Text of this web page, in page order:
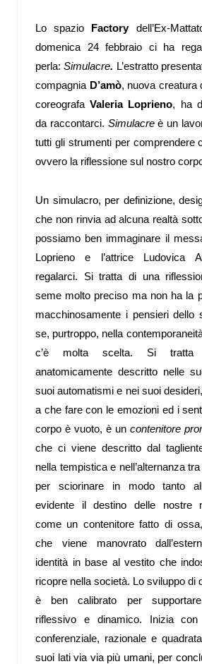
Lo spazio Factorydell’Ex-
domenica 24 febbraio ci ha
perla:Simulacre. L’estratto
compagnia D’amò, nuova creatura
coreografaValeria Loprieno, ha
da raccontarci. Simulacreè un
tutti gli strumenti per comprendere
ovvero la riflessione sul nostro
Un simulacro, per definizione,
che non rinvia ad alcuna realtà
possiamo ben immaginare il
Loprieno e l’attrice Ludovica
regalarci. Si tratta di una
seme molto preciso ma non ha la
macchinosamente i pensieri dello
se, purtroppo, nella
c’è molta scelta. Si
anatomicamente descritto nelle
suoi automatismi e nei suoi
a che fare con le emozioni ed i
corpo è vuoto, è un contenitore
che ci viene descritto dal
nella tempistica e nell’alternanza
per sciorinare in modo tanto
evidente il destino delle nostre
come un contenitore fatto di
che viene manovrato
identità in base al vestito che
ricopre nella società. Lo sviluppo di
è ben calibrato per
riflessivo e dinamico. Inizia con
conferenziale, razionale e
suoi lati via via più umani, per